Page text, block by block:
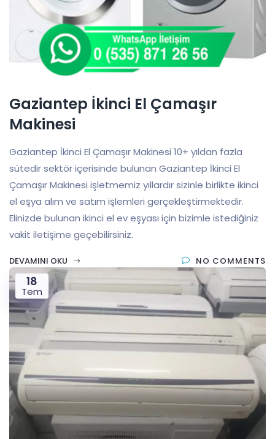
Gaziantep İkinci El Çamaşır
Makinesi
Gaziantep İkinci El Çamaşır Makinesi 10+ yıldan fazla
sütedir sektör içerisinde bulunan Gaziantep İkinci El
Çamaşır Makinesi işletmemiz yıllardır sizinle birlikte ikinci
el eşya alım ve satım işlemleri gerçekleştirmektedir.
Elinizde bulunan ikinci el ev eşyası için bizimle istediğiniz
vakit iletişime geçebilirsiniz.
DEVAMINI OKU NO COMMENTS
18
Tem